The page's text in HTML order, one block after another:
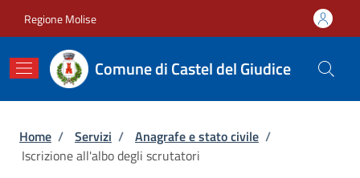
Regione Molise
Comune di Castel del Giudice
Briciole di pane
Home / Servizi / Anagrafe e stato civile /
Iscrizione all'albo degli scrutatori